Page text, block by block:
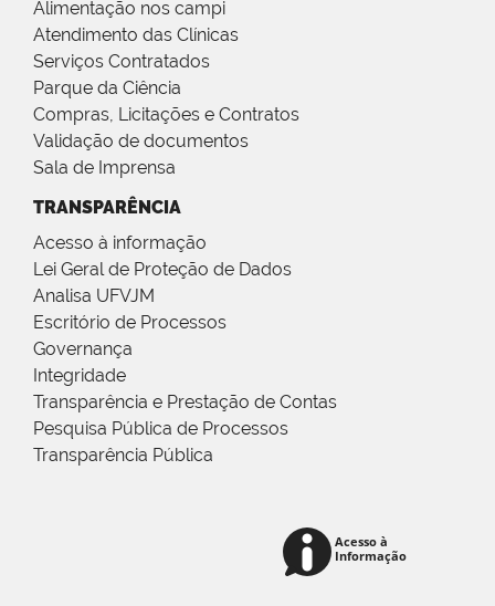
Alimentação nos campi
Atendimento das Clínicas
Serviços Contratados
Parque da Ciência
Compras, Licitações e Contratos
Validação de documentos
Sala de Imprensa
TRANSPARÊNCIA
Acesso à informação
Lei Geral de Proteção de Dados
Analisa UFVJM
Escritório de Processos
Governança
Integridade
Transparência e Prestação de Contas
Pesquisa Pública de Processos
Transparência Pública